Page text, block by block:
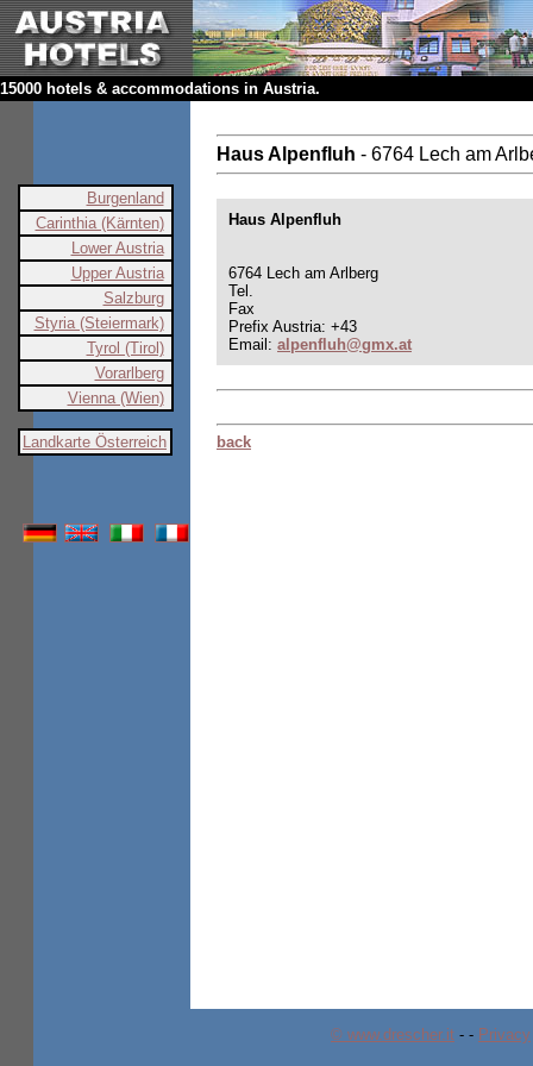
15000 hotels & accommodations in Austria.
Burgenland
Carinthia (Kärnten)
Lower Austria
Upper Austria
Salzburg
Styria (Steiermark)
Tyrol (Tirol)
Vorarlberg
Vienna (Wien)
Landkarte Österreich
Haus Alpenfluh - 6764 Lech am
Haus Alpenfluh
6764 Lech am Arlberg
Tel.
Fax
Prefix Austria: +43
Email: alpenfluh@gmx.at
back
© www.drescher.it - - Privacy